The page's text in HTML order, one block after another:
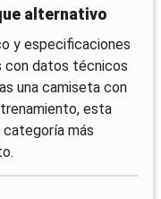
alternativo
y especificaciones
con datos técnicos
una camiseta con
esta
más